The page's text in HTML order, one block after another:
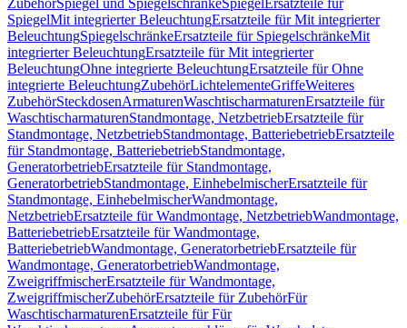
ZubehörSpiegel und SpiegelschränkeSpiegel Ersatzteile für
SpiegelMit integrierter BeleuchtungErsatzteile für Mit integrierter
BeleuchtungSpiegelschränkeErsatzteile für SpiegelschränkeMit
integrierter BeleuchtungErsatzteile für Mit integrierter
BeleuchtungOhne integrierte BeleuchtungErsatzteile für Ohne
integrierte BeleuchtungZubehörLichtelementeGriffeWeiteres
ZubehörSteckdosenArmaturenWaschtischarmaturenErsatzteile für
WaschtischarmaturenStandmontage, NetzbetriebErsatzteile für
Standmontage, NetzbetriebStandmontage, BatteriebetriebErsatzteile
für Standmontage, BatteriebetriebStandmontage,
GeneratorbetriebErsatzteile für Standmontage,
GeneratorbetriebStandmontage, EinhebelmischerErsatzteile für
Standmontage, EinhebelmischerWandmontage,
NetzbetriebErsatzteile für Wandmontage, NetzbetriebWandmontage,
BatteriebetriebErsatzteile für Wandmontage,
BatteriebetriebWandmontage, GeneratorbetriebErsatzteile für
Wandmontage, GeneratorbetriebWandmontage,
ZweigriffmischerErsatzteile für Wandmontage,
ZweigriffmischerZubehörErsatzteile für ZubehörFür
WaschtischarmaturenErsatzteile für Für